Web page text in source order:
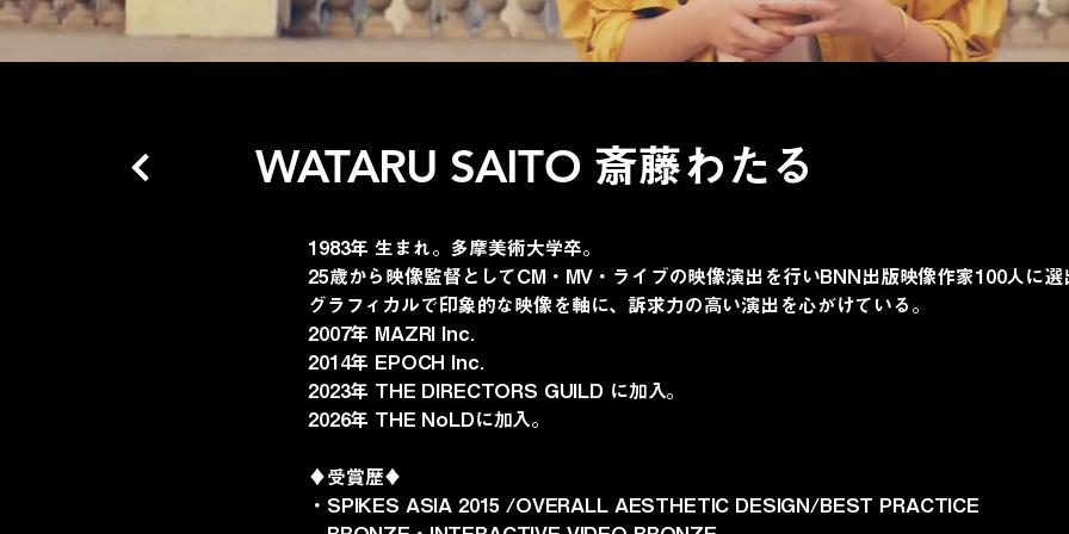
WATARU SAITO 斎藤わたる
1983年 生まれ。多摩美術大学卒。
25歳から映像監督としてCM・MV・ライブの映像演出を行いBNN出版映像作家100人に選
グラフィカルで印象的な映像を軸に、訴求力の高い演出を心がけている。
2007年 MAZRI Inc.
2014年 EPOCH Inc.
2023年 THE DIRECTORS GUILD に加入。
2026年 THE NoLDに加入。
♦︎受賞歴♦︎
・SPIKES ASIA 2015 /OVERALL AESTHETIC DESIGN/BEST PRACTICE